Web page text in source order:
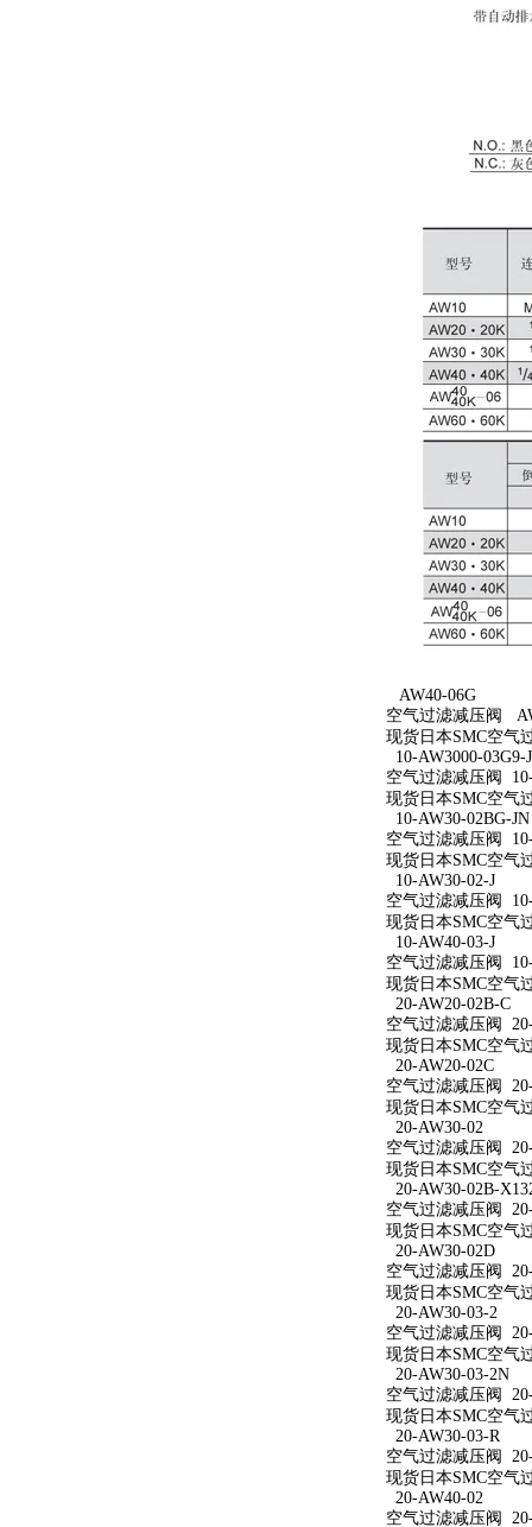
AW40-06G
空气过滤减压阀
现货日本SMC空气
10-AW3000-03G9-
空气过滤减压阀
现货日本SMC空气
10-AW30-02BG-JN
空气过滤减压阀
现货日本SMC空气
10-AW30-02-J
空气过滤减压阀
现货日本SMC空气
10-AW40-03-J
空气过滤减压阀
现货日本SMC空气
20-AW20-02B-C
空气过滤减压阀
现货日本SMC空气
20-AW20-02C
空气过滤减压阀
现货日本SMC空气
20-AW30-02
空气过滤减压阀
现货日本SMC空气
20-AW30-02B-
空气过滤减压阀
现货日本SMC空气
20-AW30-02D
空气过滤减压阀
现货日本SMC空气
20-AW30-03-2
空气过滤减压阀
现货日本SMC空气
20-AW30-03-2N
空气过滤减压阀
现货日本SMC空气
20-AW30-03-R
空气过滤减压阀
现货日本SMC空气
20-AW40-02
空气过滤减压阀